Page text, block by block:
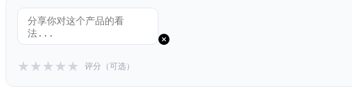
★★★★★ 评分（可选）